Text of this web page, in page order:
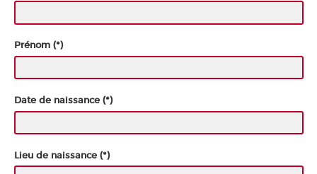
Prénom (*)
Date de naissance (*)
Lieu de naissance (*)